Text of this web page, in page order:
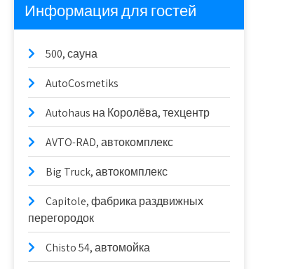
Информация для гостей
500, сауна
AutoCosmetiks
Autohaus на Королёва, техцентр
AVTO-RAD, автокомплекс
Big Truck, автокомплекс
Capitole, фабрика раздвижных
перегородок
Chisto 54, автомойка